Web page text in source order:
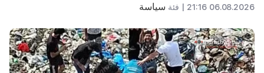
06.08.2026 21:16 | فئة سياسة